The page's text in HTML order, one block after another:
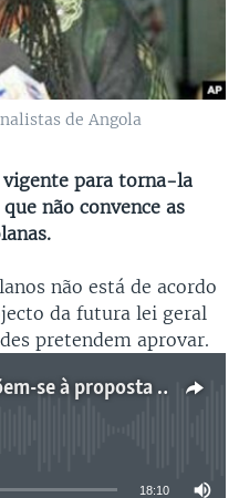
de Angola
vigente para torna-la
não convence as
não está de acordo
da futura lei geral
pretendem aprovar.
Jornalistas angolanos opõem-se à proposta de lei do trabalho - 18:11
available
18:10